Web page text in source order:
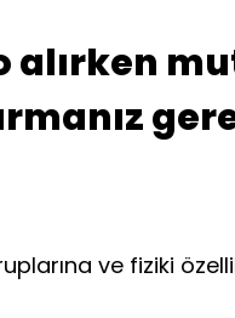
alırken
ve fiziki